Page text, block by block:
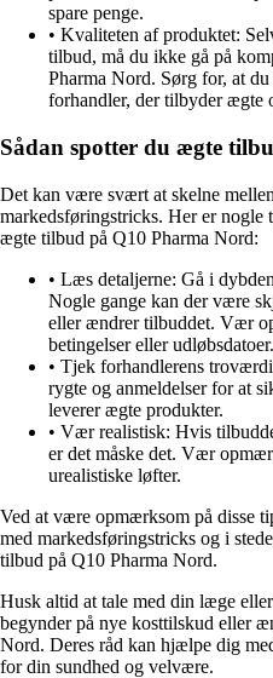
spare penge.
• Kvaliteten af produktet:
tilbud, må du ikke gå på
Pharma Nord. Sørg for, at
forhandler, der tilbyder ægte
Sådan spotter du ægte
Det kan være svært at skelne
markedsføringstricks. Her er
ægte tilbud på Q10 Pharma Nord:
• Læs detaljerne: Gå i
Nogle gange kan der være
eller ændrer tilbuddet. Vær
betingelser eller udløbsdatoer.
• Tjek forhandlerens
rygte og anmeldelser for at
leverer ægte produkter.
• Vær realistisk: Hvis
er det måske det. Vær
urealistiske løfter.
Ved at være opmærksom på disse
med markedsføringstricks og i
tilbud på Q10 Pharma Nord.
Husk altid at tale med din læge
begynder på nye kosttilskud eller
Nord. Deres råd kan hjælpe dig
for din sundhed og velvære.